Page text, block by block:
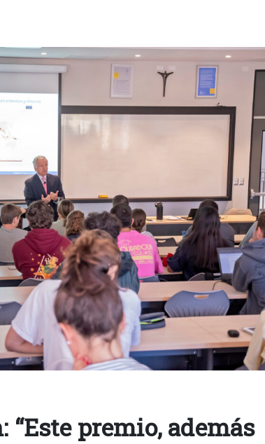
“Este premio, además